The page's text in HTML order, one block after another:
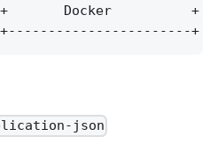
Docker          +
json